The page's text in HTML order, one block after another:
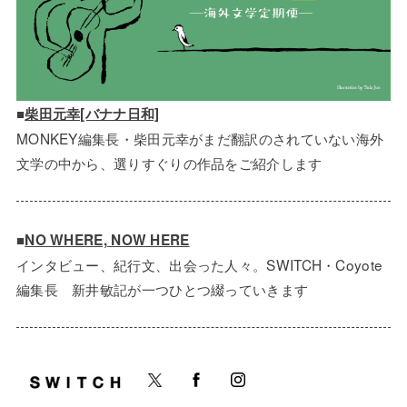
■柴田元幸[バナナ日和]
MONKEY編集長・柴田元幸がまだ翻訳のされていない海外
文学の中から、選りすぐりの作品をご紹介します
■NO WHERE, NOW HERE
インタビュー、紀行文、出会った人々。SWITCH・Coyote
編集長 新井敏記が一つひとつ綴っていきます